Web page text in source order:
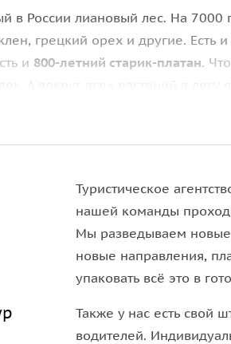
в России лиановый лес. На 7000
грецкий орех и другие.
и 800-летний старик-платан.
свет.
под своей сенью множество
достопримечательности
экраноплан «Лунь» , который
его проектировали как
Туристическое
нашей команды
Мы разведываем
новые направления,
упаковать всё это в
Также у нас есть свой
водителей.